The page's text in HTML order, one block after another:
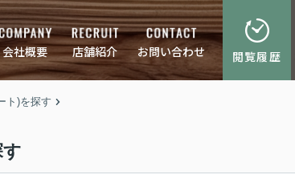
会社概要 店舗紹介 お問い合わせ 閲覧履歴
ト)を探す